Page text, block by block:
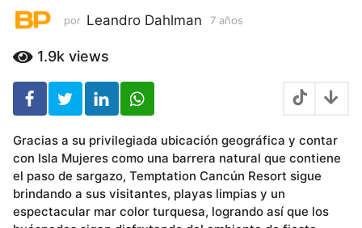
o
s
por Leandro Dahlman 7 años
1.9k views
Gracias a su privilegiada ubicación geográfica y contar
con Isla Mujeres como una barrera natural que contiene
el paso de sargazo, Temptation Cancún Resort sigue
brindando a sus visitantes, playas limpias y un
espectacular mar color turquesa, logrando así que los